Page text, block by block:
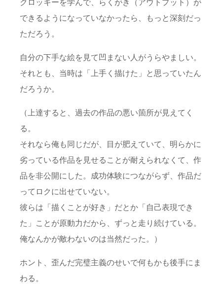
クロッキーを学んで、らくがき（アウトプット）が
できるようになっていなかったら、もっと深刻だっ
ただろう。
自分の下手な絵を見て凹まない人がうらやましい。
それとも、当時は「上手く描けた」と思っていたん
だろうか。
（上達すると、過去の作品の悪い箇所が見えてく
る。
それなら俺も同じだが、目が肥えていて、明らかに
劣っている作品を見せることが耐えられなくて、作
品を非公開にした。成功体験につながらず、作品だ
ってロクに出せていない。
彼らは「描くことが好き」だとか「自己表現でき
た」ことが原動力だから、ずっと走り続けている。
俺なんかが敵わないのは当然だった。）
ホント、歪んだ完璧主義のせいで何もかも後手にま
わる。